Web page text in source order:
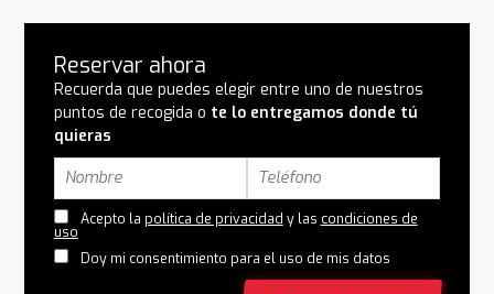
Reservar ahora
Recuerda que puedes elegir entre uno de nuestros
puntos de recogida o te lo entregamos donde tú
quieras
Acepto la política de privacidad y las condiciones de
uso
Doy mi consentimiento para el uso de mis datos